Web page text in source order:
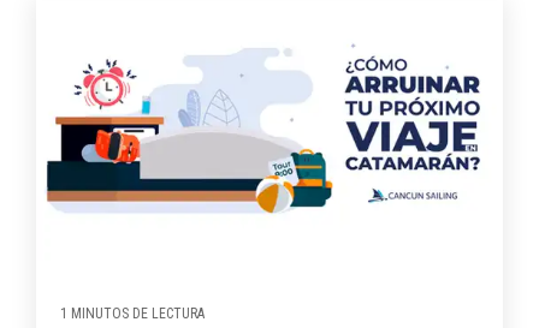
1 MINUTOS DE LECTURA